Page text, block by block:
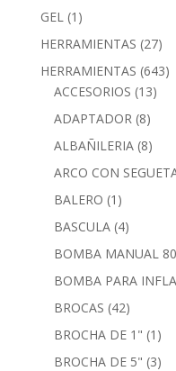
GEL (1)
HERRAMIENTAS (27)
HERRAMIENTAS (643)
ACCESORIOS (13)
ADAPTADOR (8)
ALBAÑILERIA (8)
ARCO CON
BALERO (1)
BASCULA (4)
BOMBA MANUAL
BOMBA PARA
BROCAS (42)
BROCHA DE 1" (1)
BROCHA DE 5" (3)